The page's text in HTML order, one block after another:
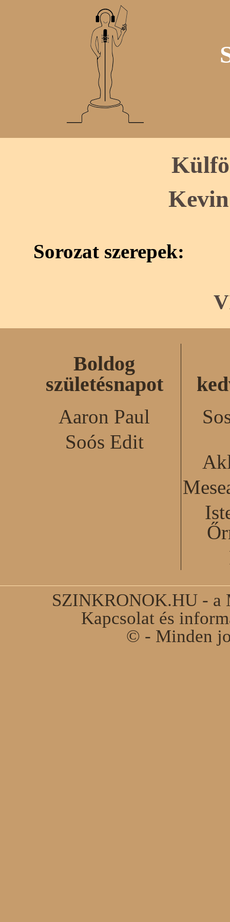
Sorozat szerepek:
Boldog
születésnapot
Aaron Paul
Soós Edit
SZINKRONOK.HU - a
Kapcsolat és
© - Minden